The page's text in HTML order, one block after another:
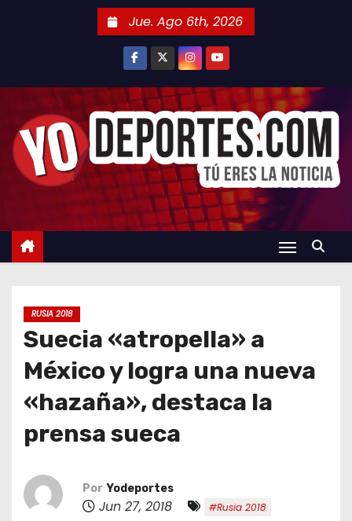
n
Jue. Ago 6th, 2026
RUSIA 2018
Suecia «atropella» a
México y logra una nueva
«hazaña», destaca la
prensa sueca
Por Yodeportes
Jun 27, 2018 #Rusia 2018